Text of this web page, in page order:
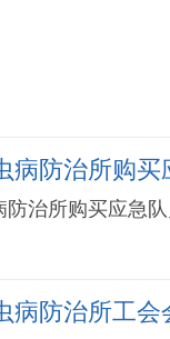
病防治所购买
防治所购买应急
病防治所工会